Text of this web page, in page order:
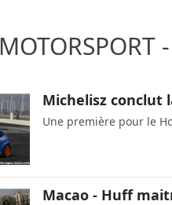
MOTORSPORT
Michelisz conclut
Une première pour le
Macao - Huff